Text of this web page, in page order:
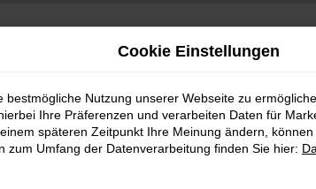
Cookie Einstellungen
bestmögliche Nutzung unserer Webseite zu
Ihre Präferenzen und verarbeiten Daten für
späteren Zeitpunkt Ihre Meinung ändern,
zum Umfang der Datenverarbeitung finden Sie hier: